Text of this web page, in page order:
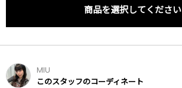
商品を選択してください
MIU
このスタッフのコーディネート